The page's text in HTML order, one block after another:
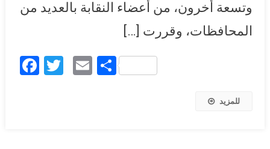
وتسعة أخرون، من أعضاء النقابة بالعديد من
المحافظات، وقررت […]
Facebook
Twitter
EmailShare
للمزيد